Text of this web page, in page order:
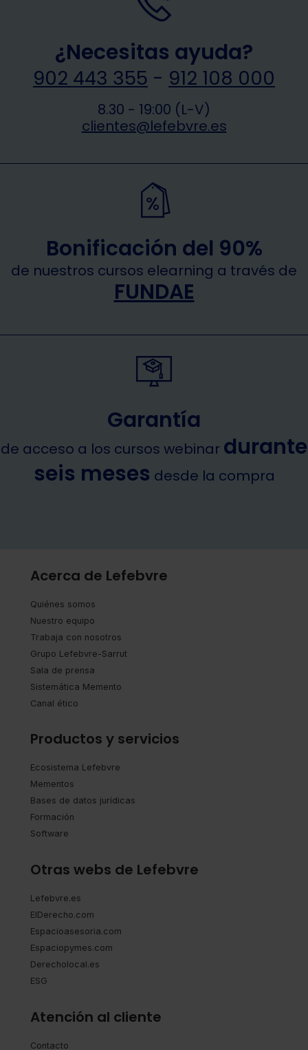
¿Necesitas ayuda?
902 443 355 - 912 108 000
8.30 - 19:00 (L-V)
clientes@lefebvre.es
Bonificación del 90%
de nuestros cursos elearning a través de
FUNDAE
Garantía
de acceso a los cursos webinar durante
seis meses desde la compra
Acerca de Lefebvre
Quiénes somos
Nuestro equipo
Trabaja con nosotros
Grupo Lefebvre-Sarrut
Sala de prensa
Sistemática Memento
Canal ético
Productos y servicios
Ecosistema Lefebvre
Mementos
Bases de datos jurídicas
Formación
Software
Otras webs de Lefebvre
Lefebvre.es
ElDerecho.com
Espacioasesoria.com
Espaciopymes.com
Derecholocal.es
ESG
Atención al cliente
Contacto